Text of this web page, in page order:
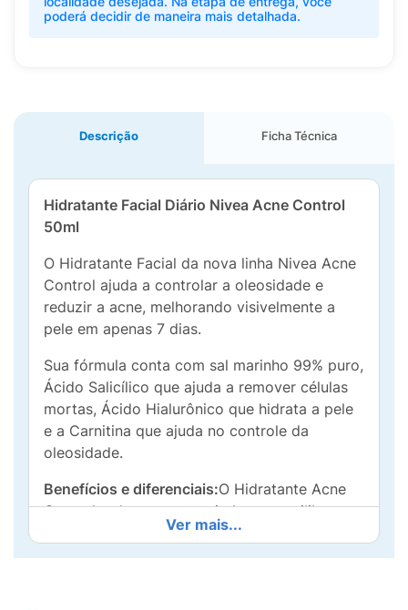
poderá decidir de maneira mais detalhada.
Descrição Ficha Técnica
Hidratante Facial Diário Nivea Acne Control
50ml
O Hidratante Facial da nova linha Nivea Acne
Control ajuda a controlar a oleosidade e
reduzir a acne, melhorando visivelmente a
pele em apenas 7 dias.
Sua fórmula conta com sal marinho 99% puro,
Ácido Salicílico que ajuda a remover células
mortas, Ácido Hialurônico que hidrata a pele
e a Carnitina que ajuda no controle da
oleosidade.
Benefícios e diferenciais:O Hidratante Acne
Control reduz a acne e ajuda a reequilibrar a
pele de 5 maneiras:Ajuda a combater 99% da
bactéria causadora da acne.Controla a
Ver mais...